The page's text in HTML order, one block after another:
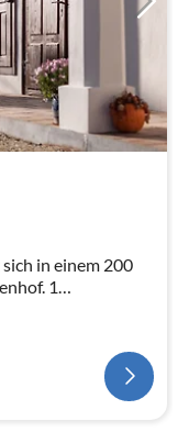
in einem 200
1
zu 6 Personen.